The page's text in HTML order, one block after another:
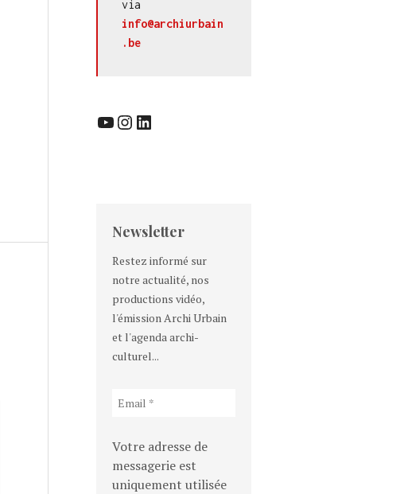
info@archiurbain
.be
YouTube InstagramLinkedIn
Newsletter
Restez informé sur
notre actualité, nos
productions vidéo,
l'émission Archi Urbain
et l'agenda archi-
culturel...
Votre adresse de
messagerie est
uniquement utilisée